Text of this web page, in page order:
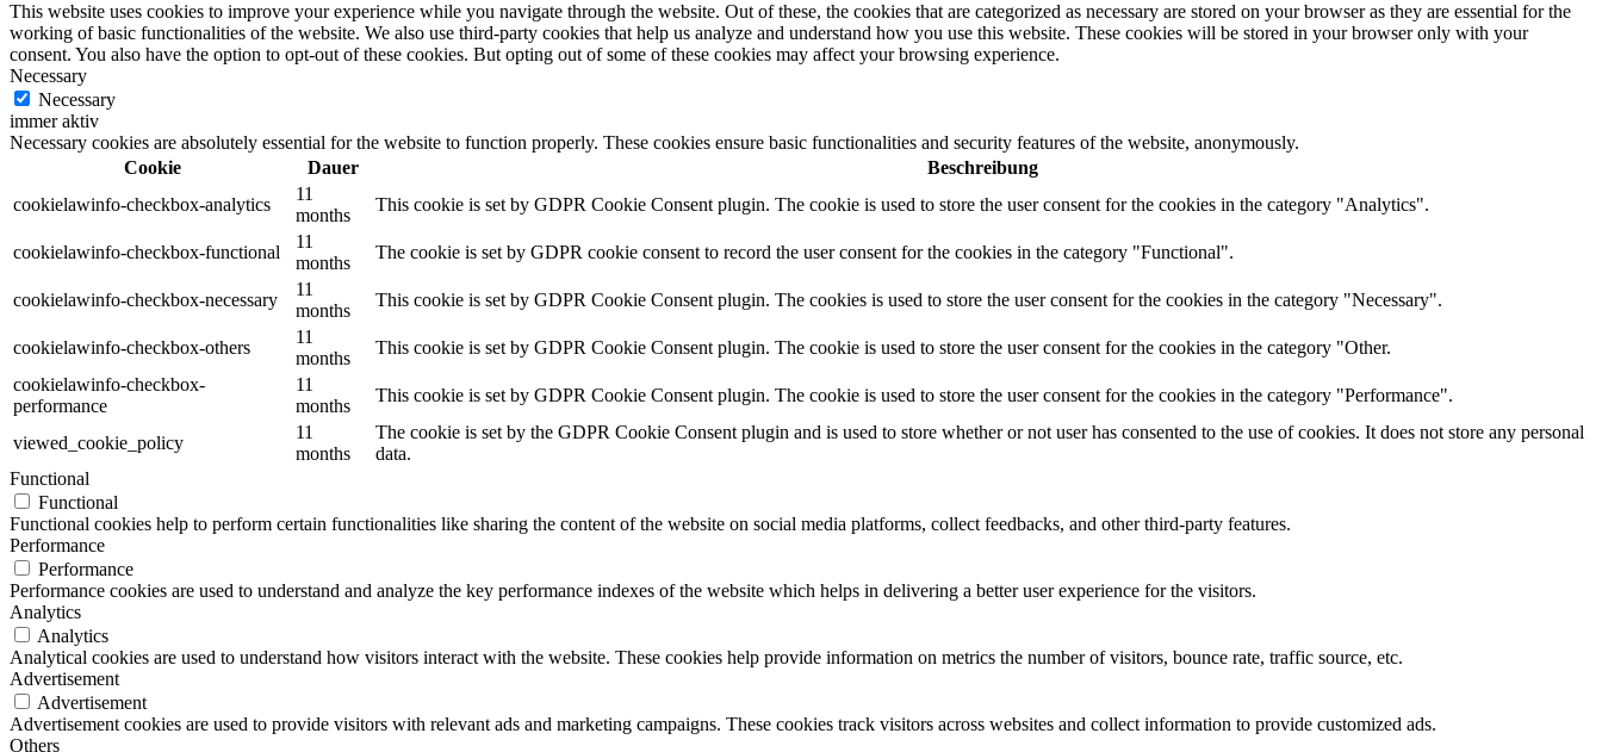
This website uses cookies to improve your experience while you navigate through the website. Out of these, the cookies that are categorized as necessary are stored on your browser as they are essential for the
working of basic functionalities of the website. We also use third-party cookies that help us analyze and understand how you use this website. These cookies will be stored in your browser only with your
consent. You also have the option to opt-out of these cookies. But opting out of some of these cookies may affect your browsing experience.
Necessary
Necessary
immer aktiv
Necessary cookies are absolutely essential for the website to function properly. These cookies ensure basic functionalities and security features of the website, anonymously.
Cookie
Dauer
Beschreibung
cookielawinfo-checkbox-analytics
11
months
This cookie is set by GDPR Cookie Consent plugin. The cookie is used to store the user consent for the cookies in the category "Analytics".
cookielawinfo-checkbox-functional
11
months
The cookie is set by GDPR cookie consent to record the user consent for the cookies in the category "Functional".
cookielawinfo-checkbox-necessary
11
months
This cookie is set by GDPR Cookie Consent plugin. The cookies is used to store the user consent for the cookies in the category "Necessary".
cookielawinfo-checkbox-others
11
months
This cookie is set by GDPR Cookie Consent plugin. The cookie is used to store the user consent for the cookies in the category "Other.
cookielawinfo-checkbox-
performance
11
months
This cookie is set by GDPR Cookie Consent plugin. The cookie is used to store the user consent for the cookies in the category "Performance".
viewed_cookie_policy
11
months
The cookie is set by the GDPR Cookie Consent plugin and is used to store whether or not user has consented to the use of cookies. It does not store any personal
data.
Functional
Functional
Functional cookies help to perform certain functionalities like sharing the content of the website on social media platforms, collect feedbacks, and other third-party features.
Performance
Performance
Performance cookies are used to understand and analyze the key performance indexes of the website which helps in delivering a better user experience for the visitors.
Analytics
Analytics
Analytical cookies are used to understand how visitors interact with the website. These cookies help provide information on metrics the number of visitors, bounce rate, traffic source, etc.
Advertisement
Advertisement
Advertisement cookies are used to provide visitors with relevant ads and marketing campaigns. These cookies track visitors across websites and collect information to provide customized ads.
Others